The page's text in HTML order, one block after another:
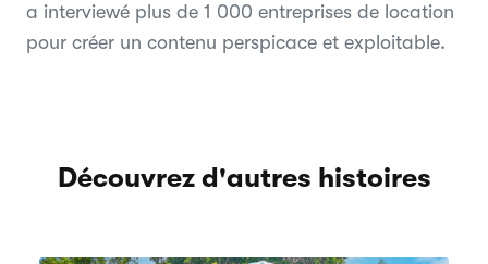
a interviewé plus de 1 000 entreprises de location
pour créer un contenu perspicace et exploitable.
Découvrez d'autres histoires